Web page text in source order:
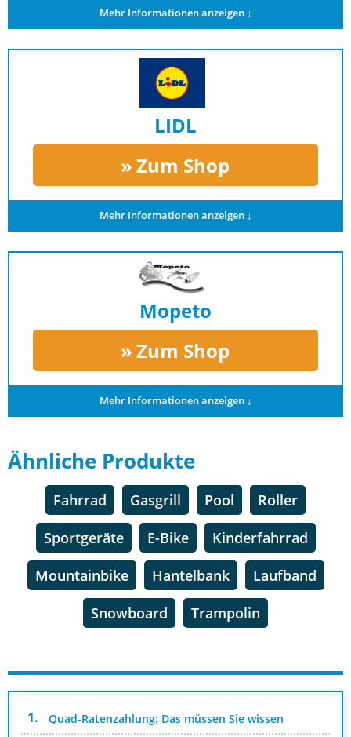
Mehr Informationen anzeigen ↓
LIDL
Zum Shop
Mehr Informationen anzeigen ↓
Mopeto
Zum Shop
Mehr Informationen anzeigen ↓
Ähnliche Produkte
Fahrrad Gasgrill Pool
Roller
Sportgeräte
E-Bike
Kinderfahrrad
Mountainbike
Hantelbank
Laufband
Snowboard
Trampolin
Quad-Ratenzahlung: Das müssen Sie wissen